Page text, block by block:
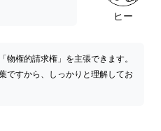
ヒー
物権的請求権」を主張できます。
ですから、しっかりと理解してお